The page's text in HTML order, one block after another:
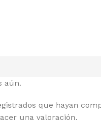
aún.
que hayan
una valoración.